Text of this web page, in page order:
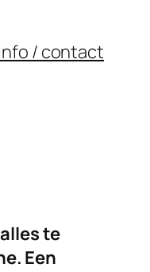
/ contact
te
Een